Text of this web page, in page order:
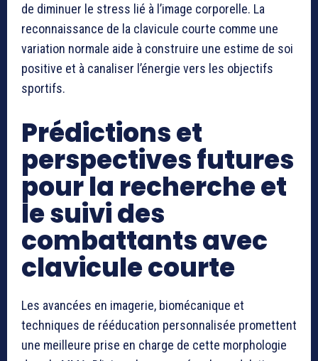
de diminuer le stress lié à l’image corporelle. La
reconnaissance de la clavicule courte comme une
variation normale aide à construire une estime de soi
positive et à canaliser l’énergie vers les objectifs
sportifs.
Prédictions et
perspectives futures
pour la recherche et
le suivi des
combattants avec
clavicule courte
Les avancées en imagerie, biomécanique et
techniques de rééducation personnalisée promettent
une meilleure prise en charge de cette morphologie